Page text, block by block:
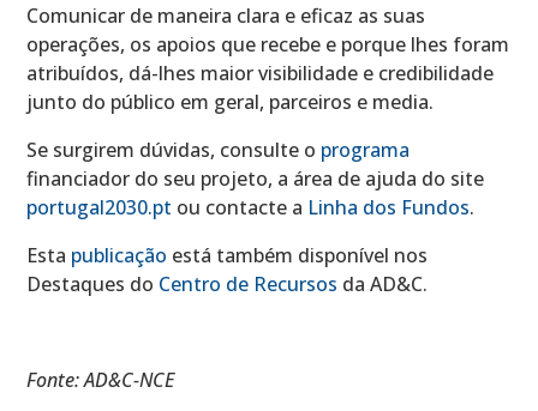
Comunicar de maneira clara e eficaz as suas
operações, os apoios que recebe e porque lhes foram
atribuídos, dá-lhes maior visibilidade e credibilidade
junto do público em geral, parceiros e media.
Se surgirem dúvidas, consulte o programa
financiador do seu projeto, a área de ajuda do site
portugal2030.pt ou contacte a Linha dos Fundos.
Esta publicação está também disponível nos
Destaques do Centro de Recursos da AD&C.
Fonte: AD&C-NCE